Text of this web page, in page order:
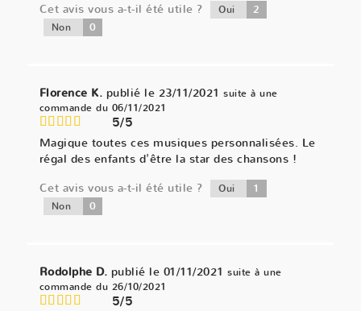
Cet avis vous a-t-il été utile ?
Oui 2
Non 0
Florence K. publié le 23/11/2021 suite à une
commande du 06/11/2021
5/5
Magique toutes ces musiques personnalisées. Le
régal des enfants d'être la star des chansons !
Cet avis vous a-t-il été utile ?
Oui 1
Non 0
Rodolphe D. publié le 01/11/2021 suite à une
commande du 26/10/2021
5/5